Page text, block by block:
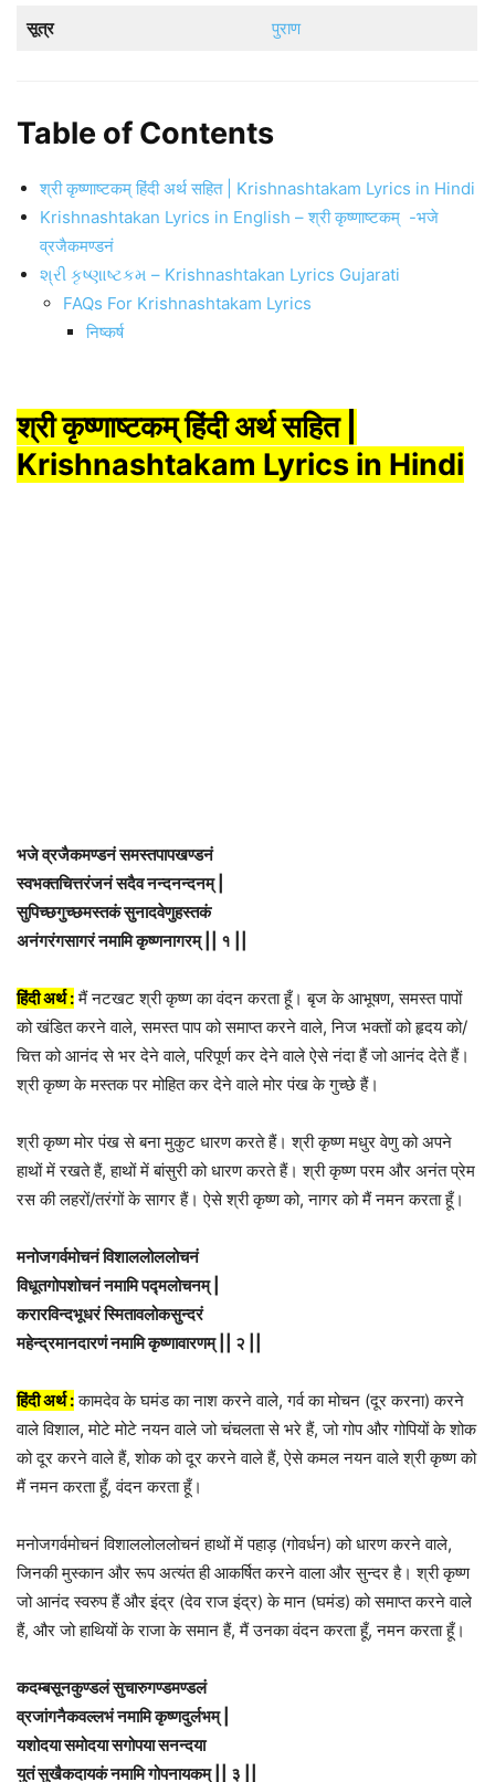
सूत्र पुराण
Table of Contents
श्री कृष्णाष्टकम् हिंदी अर्थ सहित | Krishnashtakam Lyrics in Hindi
Krishnashtakan Lyrics in English – श्री कृष्णाष्टकम् -भजे
व्रजैकमण्डनं
શ્રી કૃષ્ણાષ્ટકમ – Krishnashtakan Lyrics Gujarati
FAQs For Krishnashtakam Lyrics
निष्कर्ष
श्रीकृष्णाष्टकम् हिंदी अर्थ सहित|
Krishnashtakam Lyrics in Hindi
भजे व्रजैकमण्डनं समस्तपापखण्डनं
स्वभक्तचित्तरंजनं सदैव नन्दनन्दनम् |
सुपिच्छगुच्छमस्तकं सुनादवेणुहस्तकं
अनंगरंगसागरं नमामि कृष्णनागरम् || १ ||
हिंदी अर्थ :मैं नटखट श्री कृष्ण का वंदन करता हूँ। बृज के आभूषण, समस्त पापों
को खंडित करने वाले, समस्त पाप को समाप्त करने वाले, निज भक्तों को हृदय को/
चित्त को आनंद से भर देने वाले, परिपूर्ण कर देने वाले ऐसे नंदा हैं जो आनंद देते हैं।
श्री कृष्ण के मस्तक पर मोहित कर देने वाले मोर पंख के गुच्छे हैं।
श्री कृष्ण मोर पंख से बना मुकुट धारण करते हैं। श्री कृष्ण मधुर वेणु को अपने
हाथों में रखते हैं, हाथों में बांसुरी को धारण करते हैं। श्री कृष्ण परम और अनंत प्रेम
रस की लहरों/तरंगों के सागर हैं। ऐसे श्री कृष्ण को, नागर को मैं नमन करता हूँ।
मनोजगर्वमोचनं विशाललोललोचनं
विधूतगोपशोचनं नमामि पद्मलोचनम् |
करारविन्दभूधरं स्मितावलोकसुन्दरं
महेन्द्रमानदारणं नमामि कृष्णावारणम् || २ ||
हिंदी अर्थ :कामदेव के घमंड का नाश करने वाले, गर्व का मोचन (दूर करना) करने
वाले विशाल, मोटे मोटे नयन वाले जो चंचलता से भरे हैं, जो गोप और गोपियों के शोक
को दूर करने वाले हैं, शोक को दूर करने वाले हैं, ऐसे कमल नयन वाले श्री कृष्ण को
मैं नमन करता हूँ, वंदन करता हूँ।
मनोजगर्वमोचनं विशाललोललोचनं हाथों में पहाड़ (गोवर्धन) को धारण करने वाले,
जिनकी मुस्कान और रूप अत्यंत ही आकर्षित करने वाला और सुन्दर है। श्री कृष्ण
जो आनंद स्वरुप हैं और इंद्र (देव राज इंद्र) के मान (घमंड) को समाप्त करने वाले
हैं, और जो हाथियों के राजा के समान हैं, मैं उनका वंदन करता हूँ, नमन करता हूँ।
कदम्बसूनकुण्डलं सुचारुगण्डमण्डलं
व्रजांगनैकवल्लभं नमामि कृष्णदुर्लभम् |
यशोदया समोदया सगोपया सनन्दया
युतं सुखैकदायकं नमामि गोपनायकम् || ३ ||